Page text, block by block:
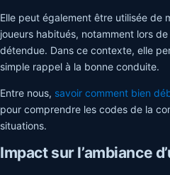
Elle peut également être utilisée de
joueurs habitués, notamment lors
détendue. Dans ce contexte, elle
simple rappel à la bonne conduite.
Entre nous, savoir comment bien
pour comprendre les codes de la
situations.
Impact sur l’ambiance